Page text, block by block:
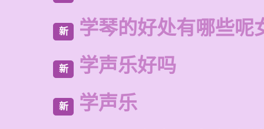
新 学琴的好处有哪些呢
新 学声乐好吗
新 学声乐